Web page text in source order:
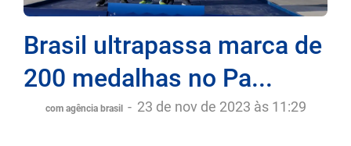
Brasil ultrapassa marca de
200 medalhas no Pa...
com agência brasil - 23 de nov de 2023 às 11:29